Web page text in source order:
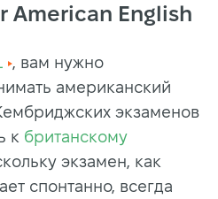
American English
, вам нужно
американский
экзаменов
к британскому
экзамен, как
спонтанно, всегда